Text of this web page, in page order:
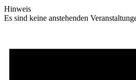
Hinweis
Es sind keine anstehenden